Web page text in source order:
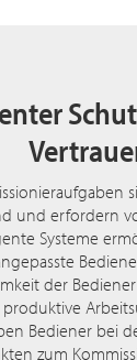
und erfordern
Systeme
der
Bediener bei
zum